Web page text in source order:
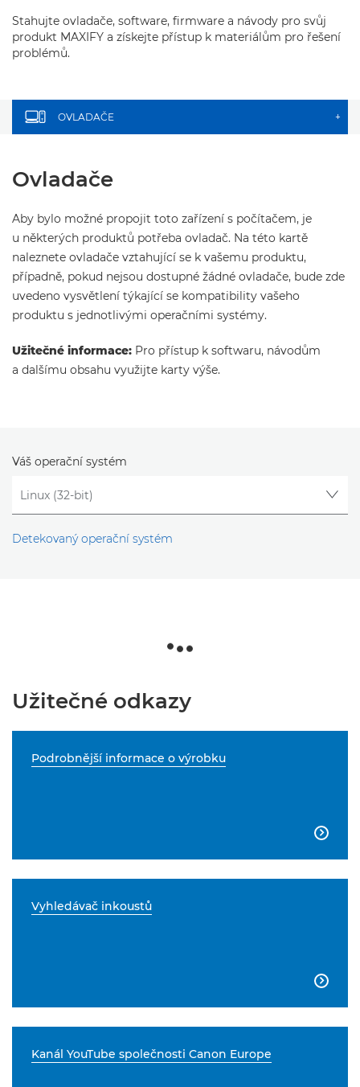
Stahujte ovladače, software, firmware a návody pro svůj
produkt MAXIFY a získejte přístup k materiálům pro řešení
problémů.
OVLADAČE +
Ovladače
Aby bylo možné propojit toto zařízení s počítačem, je
u některých produktů potřeba ovladač. Na této kartě
naleznete ovladače vztahující se k vašemu produktu,
případně, pokud nejsou dostupné žádné ovladače, bude zde
uvedeno vysvětlení týkající se kompatibility vašeho
produktu s jednotlivými operačními systémy.
Užitečné informace: Pro přístup k softwaru, návodům
a dalšímu obsahu využijte karty výše.
Váš operační systém
Detekovaný operační systém
Užitečné odkazy
Podrobnější informace o výrobku

Vyhledávač inkoustů

Kanál YouTube společnosti Canon Europe